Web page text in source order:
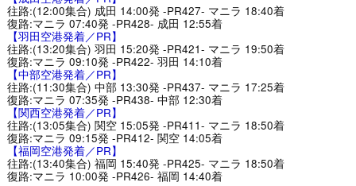
往路:(12:00集合) 成田 14:00発 -PR427- マニラ 18:40着
復路:マニラ 07:40発 -PR428- 成田 12:55着
【羽田空港発着／PR】
往路:(13:20集合) 羽田 15:20発 -PR421- マニラ 19:50着
復路:マニラ 09:10発 -PR422- 羽田 14:10着
【中部空港発着／PR】
往路:(11:30集合) 中部 13:30発 -PR437- マニラ 17:25着
復路:マニラ 07:35発 -PR438- 中部 12:30着
【関西空港発着／PR】
往路:(13:05集合) 関空 15:05発 -PR411- マニラ 18:50着
復路:マニラ 09:15発 -PR412- 関空 14:05着
【福岡空港発着／PR】
往路:(13:40集合) 福岡 15:40発 -PR425- マニラ 18:50着
復路:マニラ 10:00発 -PR426- 福岡 14:40着